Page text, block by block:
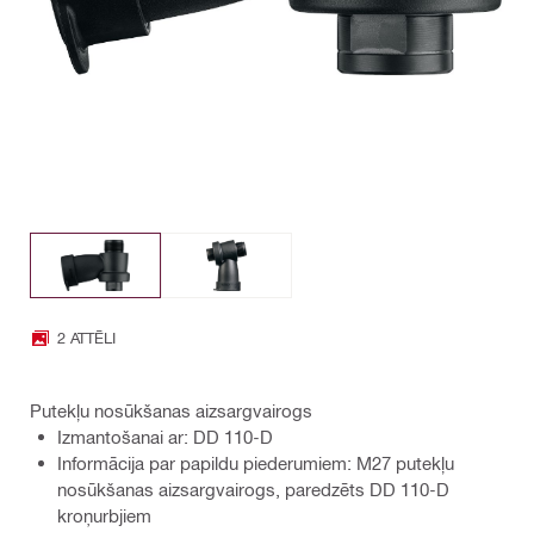
2 ATTĒLI
Putekļu nosūkšanas aizsargvairogs
Izmantošanai ar: DD 110-D
Informācija par papildu piederumiem: M27 putekļu
nosūkšanas aizsargvairogs, paredzēts DD 110-D
kroņurbjiem